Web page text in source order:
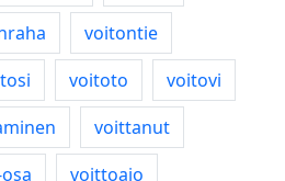
voitontie
voitoto
voitovi
voittanut
voittoajo